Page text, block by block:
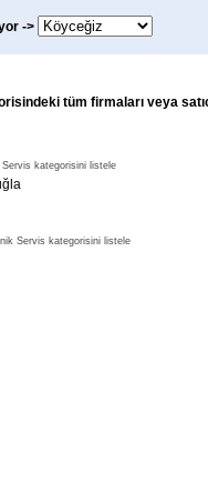
->
tüm firmaları veya
Servis kategorisini listele
Servis kategorisini listele